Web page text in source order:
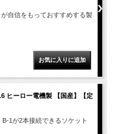
自信をもっておすすめする製
ヒーロー電機製 【国産】【定
1が2本接続できるソケット